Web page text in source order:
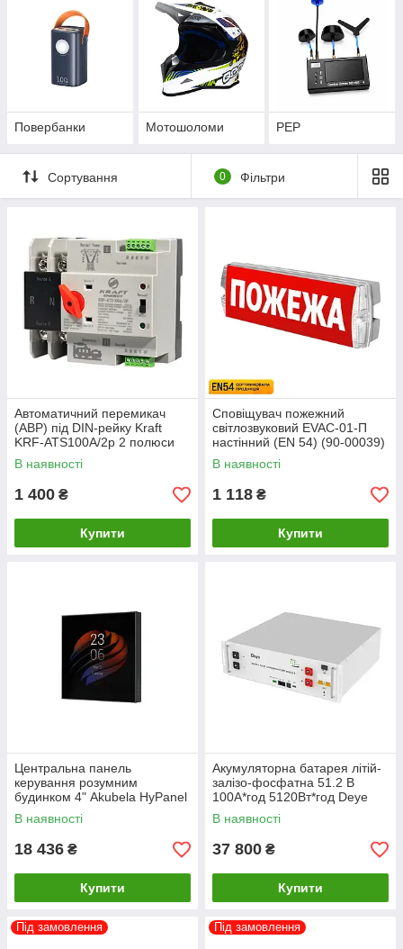
Повербанки Мотошоломи РЕР
Сортування 0 Фільтри
Автоматичний перемикач
(АВР) під DIN-рейку Kraft
KRF-ATS100A/2p 2 полюси
(51-00100)
В наявності
1 400 ₴
Купити
Сповіщувач пожежний
світлозвуковий EVAC-01-П
настінний (EN 54) (90-00039)
В наявності
1 118 ₴
Купити
Центральна панель
керування розумним
будинком 4" Akubela HyPanel
PS51-R2-EU
В наявності
18 436 ₴
Купити
Акумуляторна батарея літій-
залізо-фосфатна 51.2 В
100А*год 5120Вт*год Deye
SE-G5.1 Pro-B LiFePO4 для
високовольтних інверторів
В наявності
37 800 ₴
Купити
Під замовлення Під замовлення